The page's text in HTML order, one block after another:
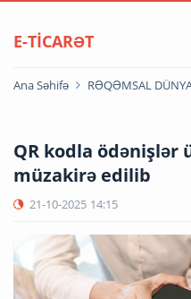
E-TİCARƏT
Ana Səhifə RƏQƏMSAL
QR kodla ödənişlər
müzakirə edilib
21-10-2025 14:15